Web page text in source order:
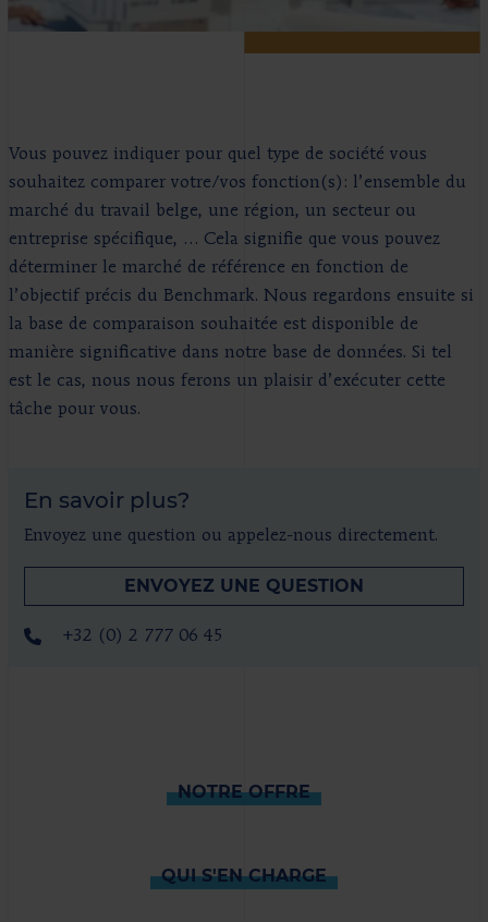
Vous pouvez indiquer pour quel type de société vous
souhaitez comparer votre/vos fonction(s): l’ensemble du
marché du travail belge, une région, un secteur ou
entreprise spécifique, … Cela signifie que vous pouvez
déterminer le marché de référence en fonction de
l’objectif précis du Benchmark. Nous regardons ensuite si
la base de comparaison souhaitée est disponible de
manière significative dans notre base de données. Si tel
est le cas, nous nous ferons un plaisir d’exécuter cette
tâche pour vous.
En savoir plus?
Envoyez une question ou appelez-nous directement.
ENVOYEZ UNE QUESTION
+32 (0) 2 777 06 45
NOTRE OFFRE
QUI S'EN CHARGE